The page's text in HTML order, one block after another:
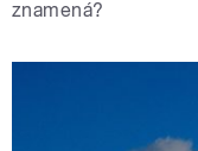
znamená?